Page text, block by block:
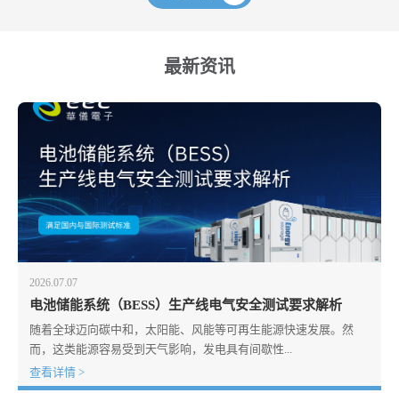
最新资讯
2026.07.07
电池储能系统（BESS）生产线电气安全测试要求解析
随着全球迈向碳中和，太阳能、风能等可再生能源快速发展。然
而，这类能源容易受到天气影响，发电具有间歇性...
查看详情 >